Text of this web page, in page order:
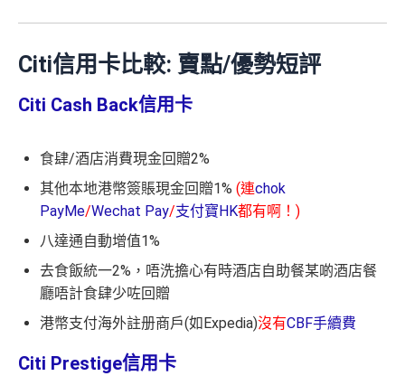
Citi信用卡比較: 賣點/優勢短評
Citi Cash Back信用卡
食肆/酒店消費現金回贈2%
其他本地港幣簽賬現金回贈1% (連chok
PayMe/Wechat Pay/支付寶HK都有啊！)
八達通自動增值1%
去食飯統一2%，唔洗擔心有時酒店自助餐某啲酒店餐
廳唔計食肆少咗回贈
港幣支付海外註册商戶(如Expedia)沒有CBF手續費
Citi Prestige信用卡